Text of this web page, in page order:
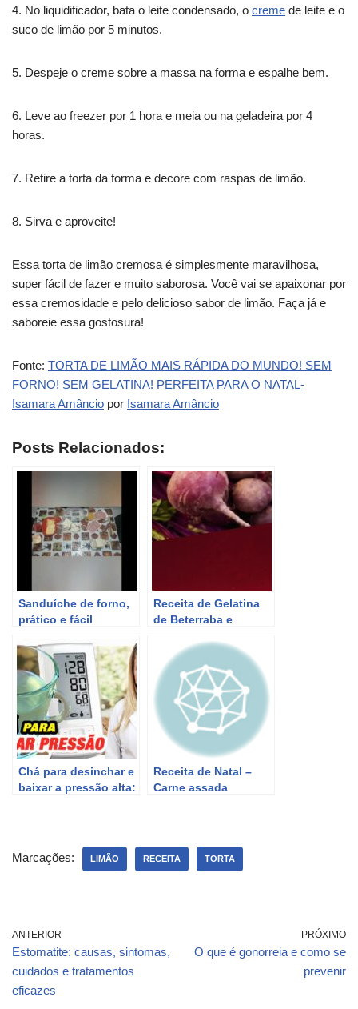
4. No liquidificador, bata o leite condensado, o creme de leite e o
suco de limão por 5 minutos.
5. Despeje o creme sobre a massa na forma e espalhe bem.
6. Leve ao freezer por 1 hora e meia ou na geladeira por 4
horas.
7. Retire a torta da forma e decore com raspas de limão.
8. Sirva e aproveite!
Essa torta de limão cremosa é simplesmente maravilhosa,
super fácil de fazer e muito saborosa. Você vai se apaixonar por
essa cremosidade e pelo delicioso sabor de limão. Faça já e
saboreie essa gostosura!
Fonte: TORTA DE LIMÃO MAIS RÁPIDA DO MUNDO! SEM
FORNO! SEM GELATINA! PERFEITA PARA O NATAL-
Isamara Amâncio por Isamara Amâncio
Posts Relacionados:
Sanduíche de forno,
prático e fácil
Receita de Gelatina
de Beterraba e
Chá para desinchar e
baixar a pressão alta:
Receita de Natal –
Carne assada
Marcações: LIMÃO RECEITA TORTA
ANTERIOR
Estomatite: causas, sintomas,
cuidados e tratamentos
eficazes
PRÓXIMO
O que é gonorreia e como se
prevenir